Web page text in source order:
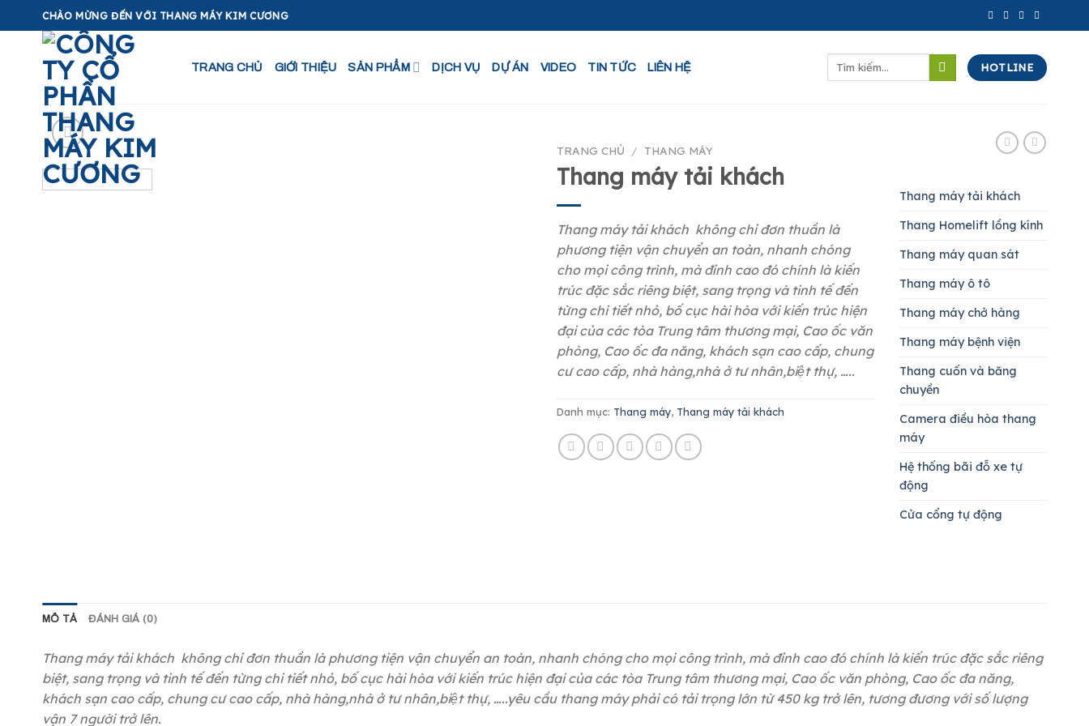
to
CHÀO MỪNG ĐẾN VỚI THANG MÁY KIM CƯƠNG
TRANG CHỦ GIỚI THIỆU SẢN PHẨM DỊCH VỤ DỰ ÁN VIDEO TIN TỨC LIÊN HỆ
Tìm
HOTLINE
TRANG CHỦ / THANG MÁY
Thang máy tải khách
Thang máy tải khách không chỉ đơn thuần là
phương tiện vận chuyển an toàn, nhanh chóng
cho mọi công trình, mà đỉnh cao đó chính là kiến
trúc đặc sắc riêng biệt, sang trọng và tinh tế đến
từng chi tiết nhỏ, bố cục hài hòa với kiến trúc hiện
đại của các tòa Trung tâm thương mại, Cao ốc văn
phòng, Cao ốc đa năng, khách sạn cao cấp, chung
cư cao cấp, nhà hàng,nhà ở tư nhân,biệt thự, …..
Danh mục: Thang máy, Thang máy tải khách
Thang máy tải khách
Thang Homelift lồng kính
Thang máy quan sát
Thang máy ô tô
Thang máy chở hàng
Thang máy bệnh viện
Thang cuốn và băng
chuyền
Camera điều hòa thang
máy
Hệ thống bãi đỗ xe tự
động
Cửa cổng tự động
MÔ TẢ ĐÁNH GIÁ (0)
Thang máy tải khách không chỉ đơn thuần là phương tiện vận chuyển an toàn, nhanh chóng cho mọi công trình, mà đỉnh cao đó chính là kiến trúc đặc sắc riêng
biệt, sang trọng và tinh tế đến từng chi tiết nhỏ, bố cục hài hòa với kiến trúc hiện đại của các tòa Trung tâm thương mại, Cao ốc văn phòng, Cao ốc đa năng,
khách sạn cao cấp, chung cư cao cấp, nhà hàng,nhà ở tư nhân,biệt thự, …..yêu cầu thang máy phải có tải trọng lớn từ 450 kg trở lên, tương đương với số lượng
vận 7 người trở lên.